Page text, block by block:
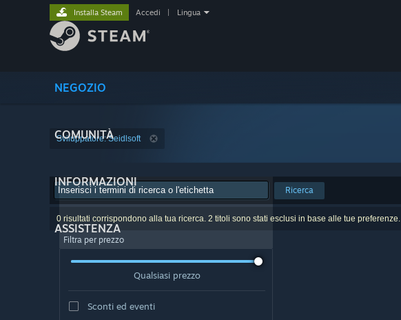
NEGOZIO
COMUNITÀ
INFORMAZIONI
ASSISTENZA
Installa Steam Accedi Lingua
Sviluppatore: Seidlsoft
Ricerca
0 risultati corrispondono alla tua ricerca. 2 titoli sono stati esclusi in base alle tue preferenze.
Filtra per prezzo
Qualsiasi prezzo
Sconti ed eventi